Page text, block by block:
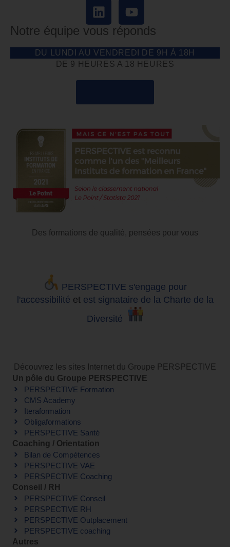
Notre équipe vous réponds
DU LUNDI AU VENDREDI DE 9H À 18H
DE 9 HEURES A 18 HEURES
Des formations de qualité, pensées pour vous
PERSPECTIVE s'engage pour
l'accessibilité et est signataire de la Charte de la
Diversité
Découvrez les sites Internet du Groupe PERSPECTIVE
Un pôle du Groupe PERSPECTIVE
PERSPECTIVE Formation
CMS Academy
Iteraformation
Obligaformations
PERSPECTIVE Santé
Coaching / Orientation
Bilan de Compétences
PERSPECTIVE VAE
PERSPECTIVE Coaching
Conseil / RH
PERSPECTIVE Conseil
PERSPECTIVE RH
PERSPECTIVE Outplacement
PERSPECTIVE coaching
Autres